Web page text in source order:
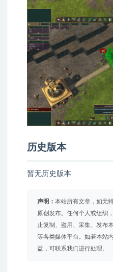
历史版本
暂无历史版本
声明： 本站所有文章，如无
原创发布。任何个人或组织
止复制、盗用、采集、发布
等各类媒体平台。如若本站
益，可联系我们进行处理。